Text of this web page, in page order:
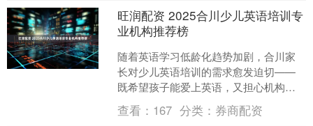
旺润配资 2025合川少儿英语培训专
业机构推荐榜
随着英语学习低龄化趋势加剧，合川家
长对少儿英语培训的需求愈发迫切——
既希望孩子能爱上英语，又担心机构不
专业、课堂枯燥，更怕学的内容不贴合
本地升学考点。如何找到“....
查看： 167 分类： 券商配资